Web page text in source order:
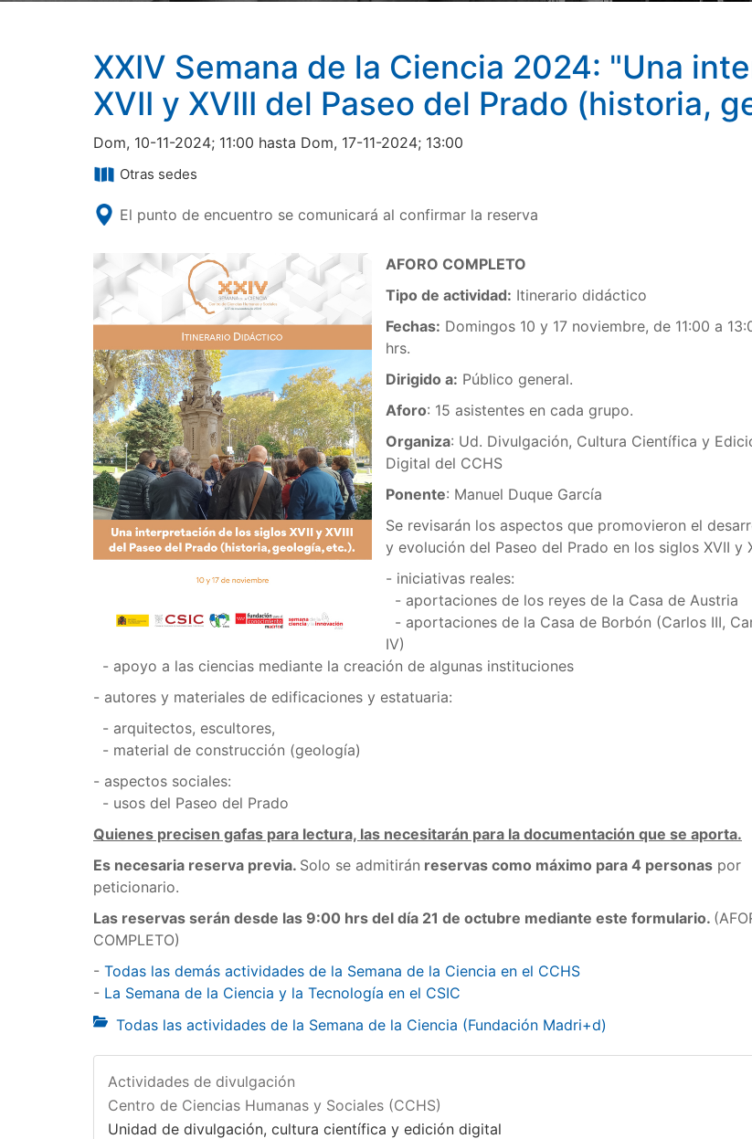
XXIV Semana de la Ciencia 2024: "Una
XVII y XVIII del Paseo del Prado (historia,
Dom, 10-11-2024; 11:00 hasta Dom, 17-11-2024; 13:00
Otras sedes
El punto de encuentro se comunicará al confirmar la reserva
AFORO COMPLETO
Tipo de actividad: Itinerario didáctico
Fechas: Domingos 10 y 17 noviembre, de 11:00 a
hrs.
Dirigido a: Público general.
Aforo: 15 asistentes en cada grupo.
Organiza: Ud. Divulgación, Cultura Científica y
Digital del CCHS
Ponente: Manuel Duque García
Se revisarán los aspectos que promovieron el
y evolución del Paseo del Prado en los siglos XVII y
- iniciativas reales:
- aportaciones de los reyes de la Casa de Austria
- aportaciones de la Casa de Borbón (Carlos III,
IV)
- apoyo a las ciencias mediante la creación de algunas instituciones
- autores y materiales de edificaciones y estatuaria:
- arquitectos, escultores,
- material de construcción (geología)
- aspectos sociales:
- usos del Paseo del Prado
Quienes precisen gafas para lectura, las necesitarán para la documentación que se aporta.
Es necesaria reserva previa. Solo se admitirán reservas como máximo para 4 personas por
peticionario.
Las reservas serán desde las 9:00 hrs del día 21 de octubre mediante este formulario.
COMPLETO)
- Todas las demás actividades de la Semana de la Ciencia en el CCHS
- La Semana de la Ciencia y la Tecnología en el CSIC
Todas las actividades de la Semana de la Ciencia (Fundación Madri+d)
Actividades de divulgación
Centro de Ciencias Humanas y Sociales (CCHS)
Unidad de divulgación, cultura científica y edición digital